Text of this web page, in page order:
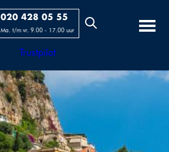
020 428 05 55
Ma. t/m vr. 9.00 - 17.00 uur
Trustpilot